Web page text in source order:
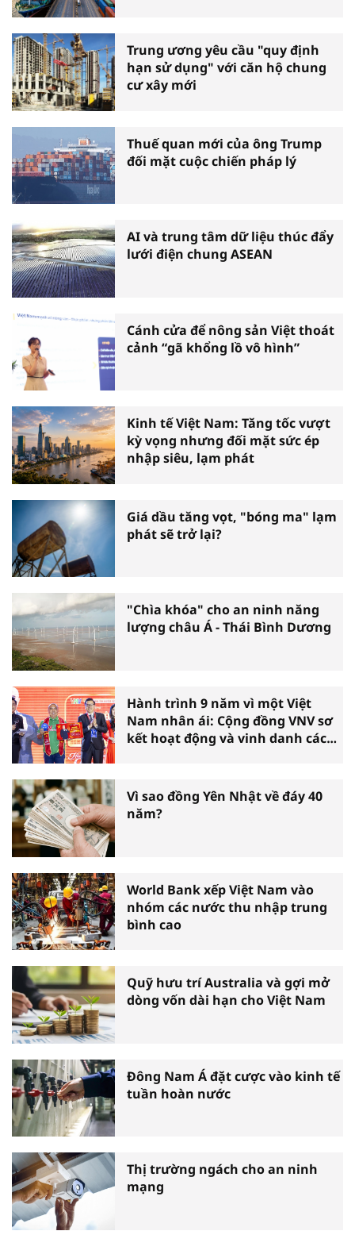
Trung ương yêu cầu "quy định
hạn sử dụng" với căn hộ chung
cư xây mới
Thuế quan mới của ông Trump
đối mặt cuộc chiến pháp lý
AI và trung tâm dữ liệu thúc đẩy
lưới điện chung ASEAN
Cánh cửa để nông sản Việt thoát
cảnh “gã khổng lồ vô hình”
Kinh tế Việt Nam: Tăng tốc vượt
kỳ vọng nhưng đối mặt sức ép
nhập siêu, lạm phát
Giá dầu tăng vọt, "bóng ma" lạm
phát sẽ trở lại?
"Chìa khóa" cho an ninh năng
lượng châu Á - Thái Bình Dương
Hành trình 9 năm vì một Việt
Nam nhân ái: Cộng đồng VNV sơ
kết hoạt động và vinh danh các
Vì sao đồng Yên Nhật về đáy 40
năm?
World Bank xếp Việt Nam vào
nhóm các nước thu nhập trung
bình cao
Quỹ hưu trí Australia và gợi mở
dòng vốn dài hạn cho Việt Nam
Đông Nam Á đặt cược vào kinh tế
tuần hoàn nước
Thị trường ngách cho an ninh
mạng